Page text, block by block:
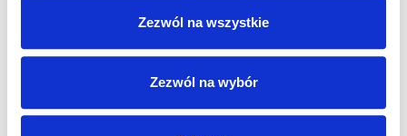
Zezwól na wszystkie
Zezwól na wybór
Centrum Handlowym Borek